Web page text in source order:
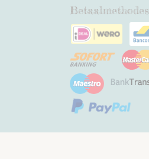
Betaalmethodes